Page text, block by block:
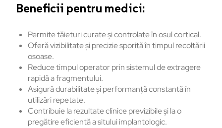
Beneficii pentru medici:
Permite tăieturi curate și controlate în osul cortical.
Oferă vizibilitate și precizie sporită în timpul recoltării
osoase.
Reduce timpul operator prin sistemul de extragere
rapidă a fragmentului.
Asigură durabilitate și performanță constantă în
utilizări repetate.
Contribuie la rezultate clinice previzibile și la o
pregătire eficientă a sitului implantologic.